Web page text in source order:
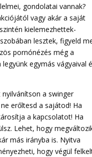
gondolatai vannak?
vagy akár a saját
kielemezhettek-
lesztek, figyeld
pornónézés még a
egymás vágyaival
a swinger
erőltesd a sajátod! Ha
a kapcsolatot! Ha
Lehet, hogy
más irányba is. Nyitva
hogy végül